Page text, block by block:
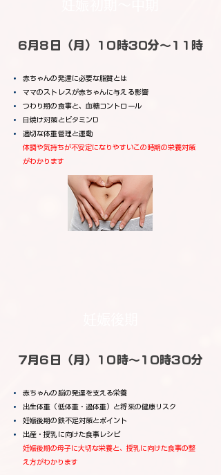
6月8日（月）10時30分～11時
赤ちゃんの発達に必要な脂質とは
ママのストレスが赤ちゃんに与える影響
つわり期の食事と、血糖コントロール
日焼け対策とビタミンD
適切な体重管理と運動
体調や気持ちが不安定になりやすいこの時期の栄養対策
がわかります
7月6日（月）10時～10時30分
赤ちゃんの脳の発達を支える栄養
出生体重（低体重・過体重）と将来の健康リスク
妊娠後期の鉄不足対策とポイント
出産・授乳に向けた食事レシピ
妊娠後期の母子に大切な栄養と、授乳に向けた食事の整
え方がわかります